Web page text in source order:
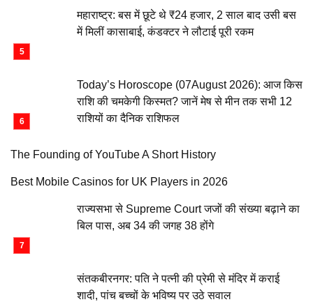
महाराष्ट्र: बस में छूटे थे ₹24 हजार, 2 साल बाद उसी बस
में मिलीं कासाबाई, कंडक्टर ने लौटाई पूरी रकम
Today’s Horoscope (07August 2026): आज किस
राशि की चमकेगी किस्मत? जानें मेष से मीन तक सभी 12
राशियों का दैनिक राशिफल
The Founding of YouTube A Short History
Best Mobile Casinos for UK Players in 2026
राज्यसभा से Supreme Court जजों की संख्या बढ़ाने का
बिल पास, अब 34 की जगह 38 होंगे
संतकबीरनगर: पति ने पत्नी की प्रेमी से मंदिर में कराई
शादी, पांच बच्चों के भविष्य पर उठे सवाल